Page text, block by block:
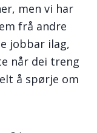
men vi har
frå andre
jobbar ilag,
når dei treng
å spørje om